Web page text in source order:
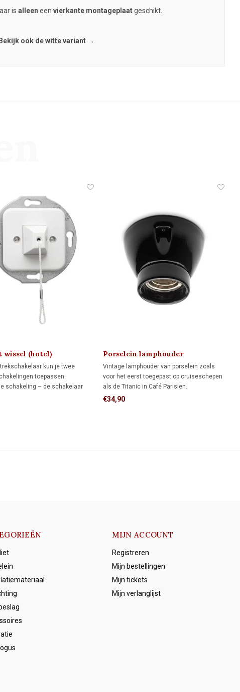
is alleen een vierkante montageplaatgeschikt.
Bekijk ook de witte variant →
wissel (hotel)
1930kun je twee
toepassen:
schakeling – de schakelaar
lamp of lampgroep.
Porselein lamphouder
MINIMAAL 1910
Vintage lamphouder van porselein zoals
voor het eerst toegepast op cruiseschepen
als de Titanic in Café Parisien.
€34,90
MIJN ACCOUNT
Registreren
Mijn bestellingen
Mijn tickets
Mijn verlanglijst